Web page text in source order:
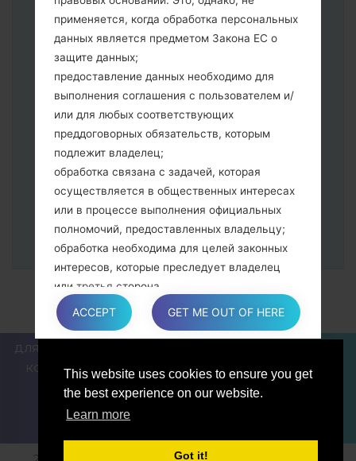
This website uses cookies to ensure you get
the best experience on our website.
Learn more
Got it!
Подключите USB кабель и нажмите
клавиши: уменьшение звука и Bixbi.
Нажмите и удерживайте клавиши:
питания и увеличения громкости
Далее подключите к компьютеру,
программа Odin должна определить
Ваш девайс и "COM port number"
появится на экране.
Укажите только "F.Reset" время и "Auto-
Reboot".
В конце нажмите кнопку "Start". Ваше
устройство перезагрузится и
отсоединится от ПК.
ДЛЯ БЛОГЕРОВ И ПИСАТЕЛЕЙ
КОНТАКТЫ
ПОЛИТИКА КОНФИДЕНЦИАЛЬНОСТИ
УСЛОВИЯ ОБСЛУЖИВАНИЯ
применяется, когда обработка персональных
данных является предметом Закона ЕС о
защите данных;
предоставление данных необходимо для
выполнения соглашения с пользователем и/
или для любых соответствующих
преддоговорных обязательств, которым
подлежит владелец;
обработка связана с задачей, которая
осуществляется в общественных интересах
или в процессе выполнения официальных
полномочий, предоставленных владельцу;
обработка необходима для целей законных
интересов, которые преследует владелец
или третья сторона.
В любом случае владелец охотно поможет
объяснить конкретную правовую основу,
которая применяется к обработке, и в
персональных данных обязательным или
договорным условием, или же условием,
необходимым для заключения договора.
ACCEPT GET ME OUT OF HERE